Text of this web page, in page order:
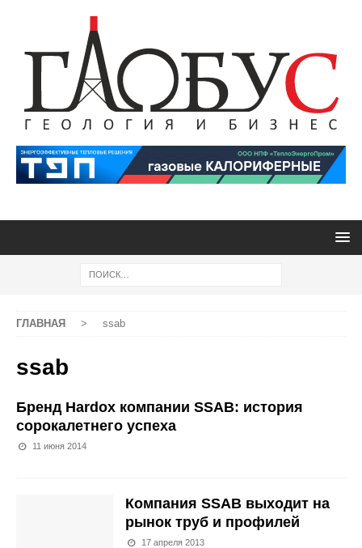
ГЛАВНАЯ > ssab
ssab
Бренд Hardox компании SSAB: история
сорокалетнего успеха
11 июня 2014
Компания SSAB выходит на
рынок труб и профилей
17 апреля 2013